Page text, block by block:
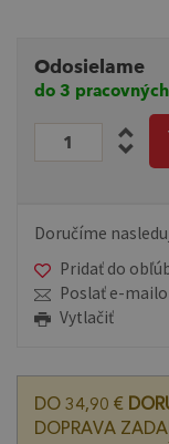
Odosielame
do 3
Doručíme
Pridať do
Poslať e-
Vytlačiť
DO 34,90 €
DOPRAVA